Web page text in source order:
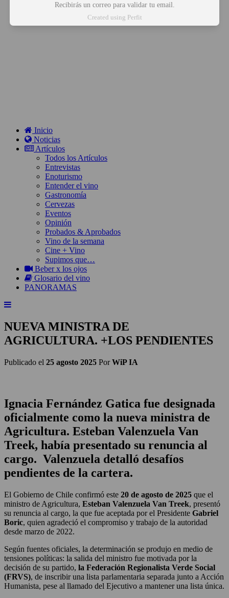
Inicio
Noticias
Artículos
Todos los Artículos
Entrevistas
Enoturismo
Entender el vino
Gastronomía
Cervezas
Eventos
Opinión
Probados & Aprobados
Vino de la semana
Cine + Vino
Supimos que…
Beber x los ojos
Glosario del vino
PANORAMAS
NUEVA MINISTRA DE
AGRICULTURA. +LOS PENDIENTES
Publicado el 25 agosto 2025 PorWiP IA
Ignacia Fernández Gatica fue designada
oficialmente como la nueva ministra de
Agricultura. Esteban Valenzuela Van
Treek, había presentado su renuncia al
cargo. Valenzuela detalló desafíos
pendientes de la cartera.
El Gobierno de Chile confirmó este 20 de agosto de 2025 que el
ministro de Agricultura, Esteban Valenzuela Van Treek, presentó
su renuncia al cargo, la que fue aceptada por el Presidente Gabriel
Boric, quien agradeció el compromiso y trabajo de la autoridad
desde marzo de 2022.
Según fuentes oficiales, la determinación se produjo en medio de
tensiones políticas: la salida del ministro fue motivada por la
decisión de su partido, la Federación Regionalista Verde Social
(FRVS), de inscribir una lista parlamentaria separada junto a Acción
Humanista, pese al llamado del Ejecutivo a mantener una lista única.
Recibirás un correo para validar tu email.
Created using Perfit